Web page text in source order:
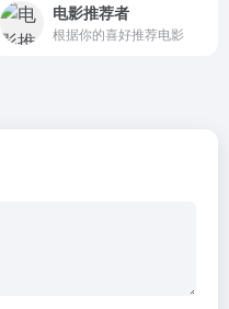
电影推荐者
根据你的喜好推荐电影